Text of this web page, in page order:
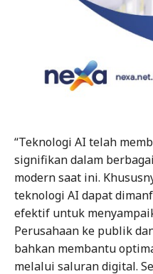
“Teknologi AI telah
signifikan dalam
modern saat ini.
teknologi AI dapat
efektif untuk
Perusahaan ke publik
bahkan membantu
melalui saluran digital.